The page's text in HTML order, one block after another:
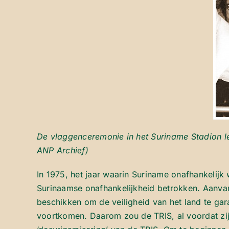
De vlaggenceremonie in het Suriname
ANP Archief)
In 1975, het jaar waarin Suriname
Surinaamse onafhankelijkheid betrokken.
beschikken om de veiligheid van het land te
voortkomen. Daarom zou de TRIS, al voordat